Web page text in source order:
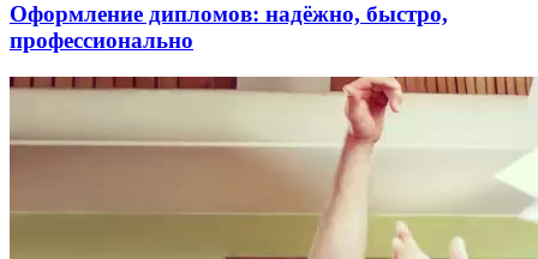
Оформление дипломов: надёжно, быстро,
профессионально